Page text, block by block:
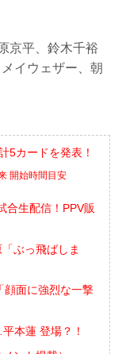
京平、鈴木千裕
イウェザー、朝
5カードを発表！
開始時間目安
合生配信！PPV販
ぶっ飛ばしま
顔面に強烈な一撃
本蓮 登場？！